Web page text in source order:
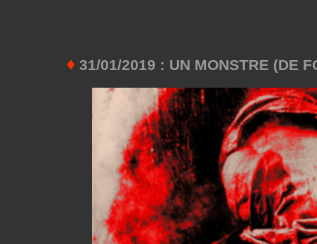
♦ 31/01/2019 : UN MONSTRE (DE